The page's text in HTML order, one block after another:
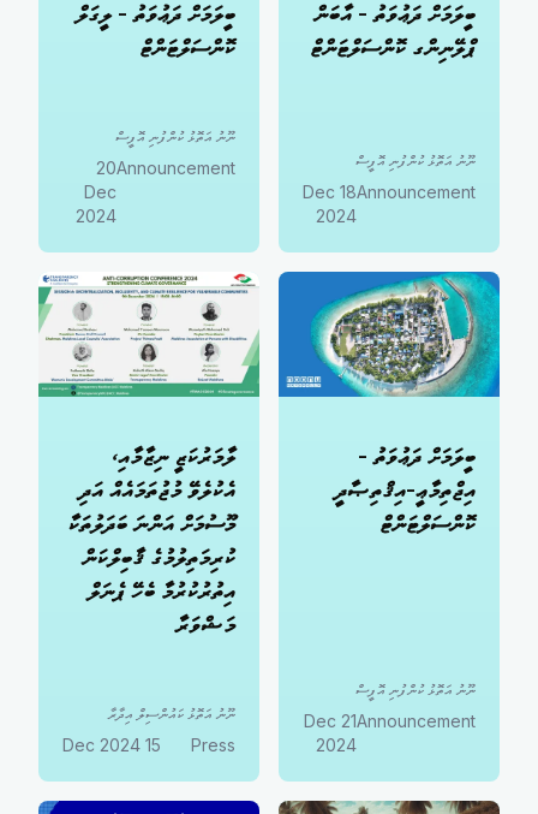
ބީލަމަށް ދަޢުވަތު - އާބަން
ޕްލޭނިންގ ކޮންސަލްޓަންޓް
ނޫނު އަތޮޅު ކުންފުނި އޮފީސް
Announcement
18 Dec
2024
ބީލަމަށް ދަޢުވަތު - ލީގަލް
ކޮންސަލްޓަންޓް
ނޫނު އަތޮޅު ކުންފުނި އޮފީސް
Announcement
20
Dec
2024
ބީލަމަށް ދަޢުވަތު -
އިޖްތިމާޢީ-އިޤްތިޞާދީ
ކޮންސަލްޓަންޓް
ނޫނު އަތޮޅު ކުންފުނި އޮފީސް
Announcement
21 Dec
2024
ލާމަރުކަޒީ ނިޒާމާއި،
އެކުލެވޭ މުޖުތަމައެއް އަދި
މޫސުމަށް އަންނަ ބަދަލުތަކާ
ކުރިމަތިލުމުގެ ޤާބިލްކަން
އިތުރުކުރުމާ ބެހޭ ޕެނަލް
މަޝްވަރާ
ނޫނު އަތޮޅު ކައުންސިލް އިދާރާ
Press
15 Dec 2024